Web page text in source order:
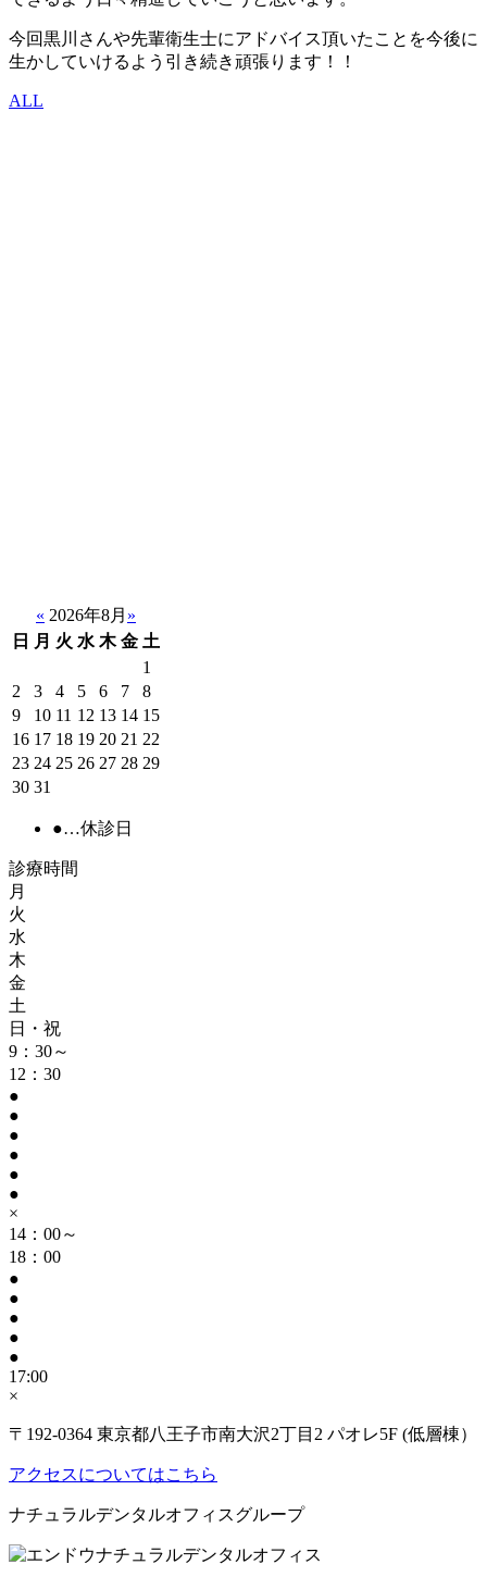
今回黒川さんや先輩衛生士にアドバイス頂いたことを今後に
生かしていけるよう引き続き頑張ります！！
ALL
« 2026年8月 »
日
月 火 水 木 金 土
1
2
3 4 5 6 7
8
9
10 11 12 13 14 15
16 17 18 19 20 21 22
23 24 25 26 27 28 29
30 31
●…休診日
診療時間
月
火
水
木
金
土
日・祝
9：30～
12：30
●
●
●
●
●
●
×
14：00～
18：00
●
●
●
●
●
17:00
×
〒192-0364 東京都八王子市南大沢2丁目2 パオレ5F (低層棟）
アクセスについてはこちら
ナチュラルデンタルオフィスグループ